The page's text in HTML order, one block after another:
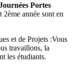
Portes
2ème année sont en
et de Projets :Vous
travaillons, la
les étudiants.